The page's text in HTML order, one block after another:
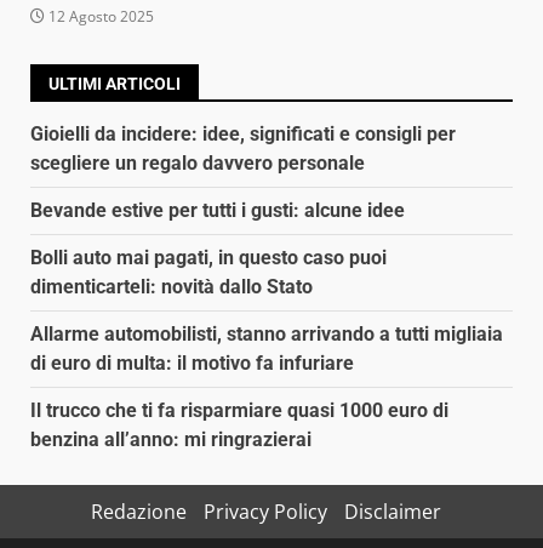
12 Agosto 2025
ULTIMI ARTICOLI
Gioielli da incidere: idee, significati e consigli per
scegliere un regalo davvero personale
Bevande estive per tutti i gusti: alcune idee
Bolli auto mai pagati, in questo caso puoi
dimenticarteli: novità dallo Stato
Allarme automobilisti, stanno arrivando a tutti migliaia
di euro di multa: il motivo fa infuriare
Il trucco che ti fa risparmiare quasi 1000 euro di
benzina all’anno: mi ringrazierai
Redazione Privacy Policy Disclaimer